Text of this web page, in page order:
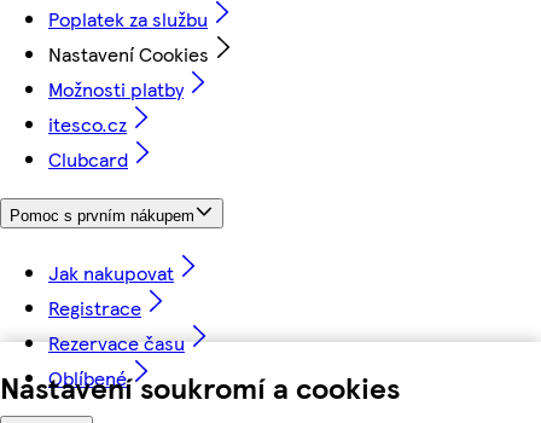
Nastavení soukromí a cookies
Poplatek za službu
Nastavení Cookies
Možnosti platby
itesco.cz
Clubcard
Pomoc s prvním nákupem
Jak nakupovat
Registrace
Rezervace času
Oblíbené